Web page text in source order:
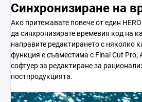
Синхронизиране на
Ако притежавате повече от един
да синхронизирате времевия код на
направите редактирането с няколко
функция е съвместима с Final Cut Pro,
софтуер за редактиране за
постпродукцията.